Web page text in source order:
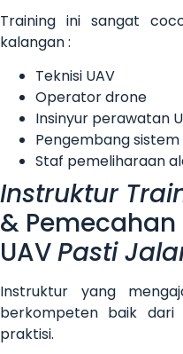
Training ini sangat
kalangan :
Teknisi UAV
Operator drone
Insinyur perawatan
Pengembang sistem
Staf pemeliharaan
Instruktur
&
UAVPasti
Instruktur yang
berkompeten baik dari
praktisi.